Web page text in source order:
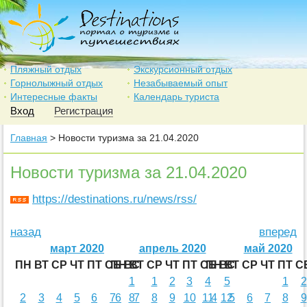
Пляжный отдых
Экскурсионный отдых
Горнолыжный отдых
Незабываемый опыт
Интересные факты
Календарь туриста
Вход Регистрация
Главная > Новости туризма за 21.04.2020
Новости туризма за 21.04.2020
https://destinations.ru/news/rss/
назад вперед
март 2020
ПН ВТ СР ЧТ ПТ СБ ВС
1
2
3 4 5 6 7
8
апрель 2020
ПН ВТ СР ЧТ ПТ СБ ВС
1
2 3 4
5
6
7 8 9 10 11
12
май 2020
ПН ВТ СР ЧТ ПТ
1
2
4
5 6 7 8
9